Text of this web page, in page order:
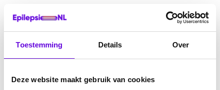
Toestemming Details Over
Deze website maakt gebruik van cookies